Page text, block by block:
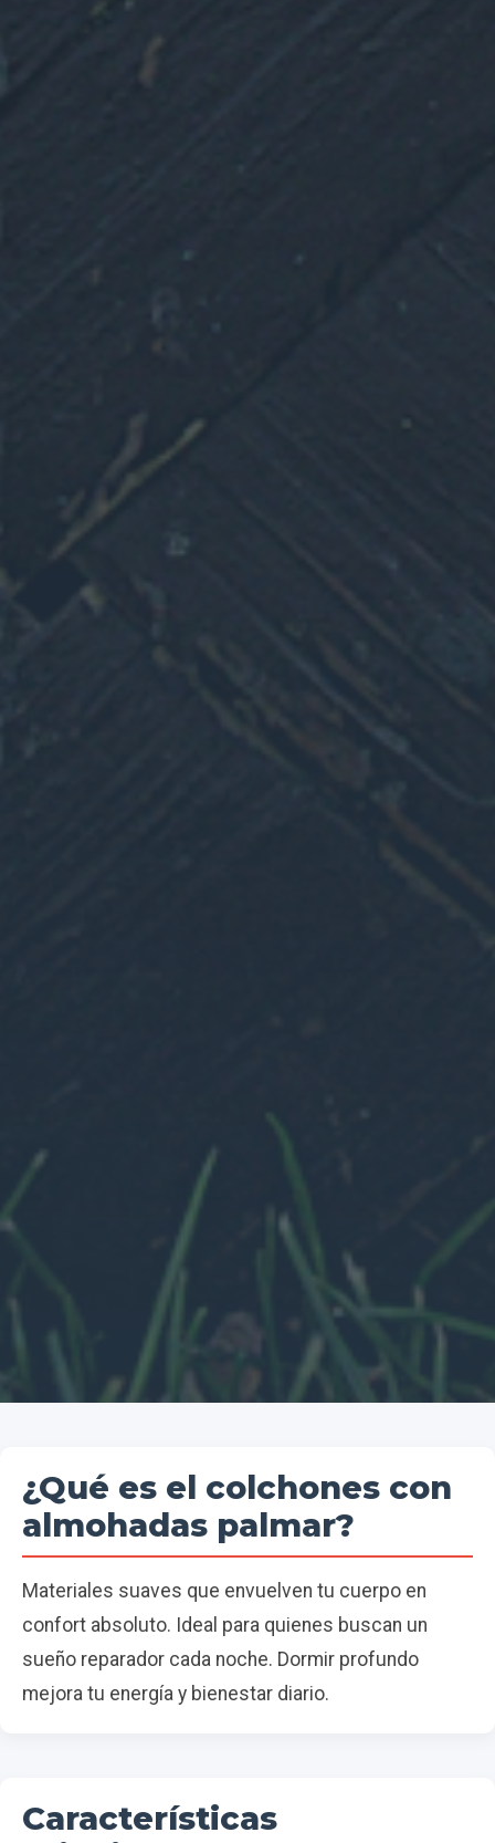
¿Qué es el colchones con
almohadas palmar?
Materiales suaves que envuelven tu cuerpo en
confort absoluto. Ideal para quienes buscan un
sueño reparador cada noche. Dormir profundo
mejora tu energía y bienestar diario.
Características